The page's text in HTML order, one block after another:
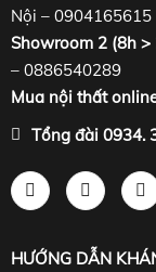
Nội – 0904165615
Showroom 2 (8h >
– 0886540289
Mua nội thất
Tổng đài 0934.
HƯỚNG DẪN